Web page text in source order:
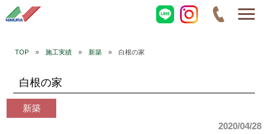
TOP» 施工実績» 新築» 白根の家
白根の家
新築
2020/04/28